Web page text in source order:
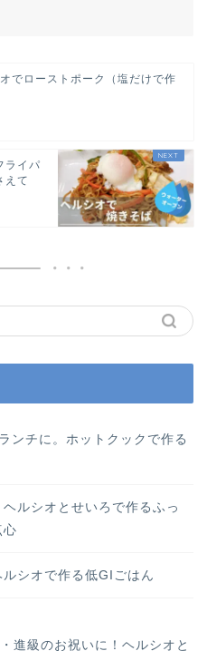
でローストポーク（塩だけで作
ライパ
えて
ンチに。ホットクックで作る
ルシオとせいろで作るふっ
心
シオで作る低GIごはん
進級のお祝いに！ヘルシオと